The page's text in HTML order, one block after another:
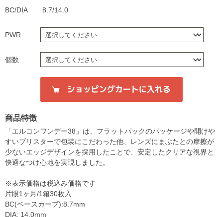
BC/DIA 8.7/14.0
PWR
個数
商品特徴
「エルコンワンデー38」は、フラットパックのパッケージや開けや
すいブリスターで包装にこだわった他、レンズにまぶたとの摩擦が
少ないエッジデザインを採用したことで、安定したクリアな視界と
快適なつけ心地を実現しました。
※表示価格は税込み価格です
片眼1ヶ月/1箱30枚入
BC(ベースカーブ):8.7mm
DIA: 14.0mm